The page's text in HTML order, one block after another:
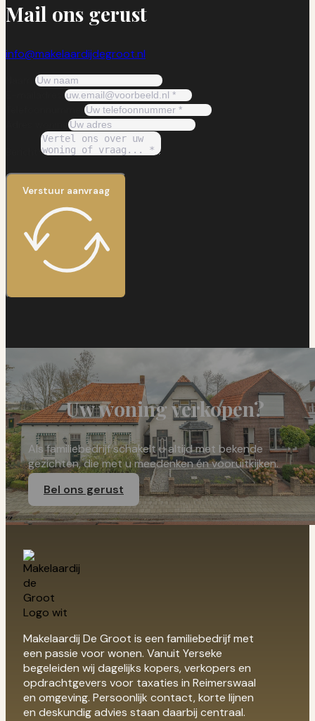
Mail ons gerust
info@makelaardijdegroot.nl
Verstuur aanvraag
Uw woning verkopen?
Als familiebedrijf schakelt u altijd met bekende
gezichten, die met u meedenken én vooruitkijken.
Bel ons gerust
Makelaardij De Groot is een familiebedrijf met
een passie voor wonen. Vanuit Yerseke
begeleiden wij dagelijks kopers, verkopers en
opdrachtgevers voor taxaties in Reimerswaal
en omgeving. Persoonlijk contact, korte lijnen
en deskundig advies staan daarbij centraal.